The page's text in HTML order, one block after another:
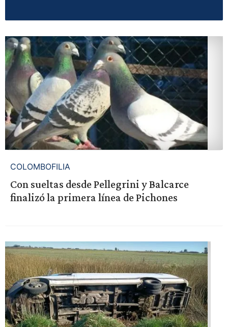
COLOMBOFILIA
Con sueltas desde Pellegrini y Balcarce
finalizó la primera línea de Pichones